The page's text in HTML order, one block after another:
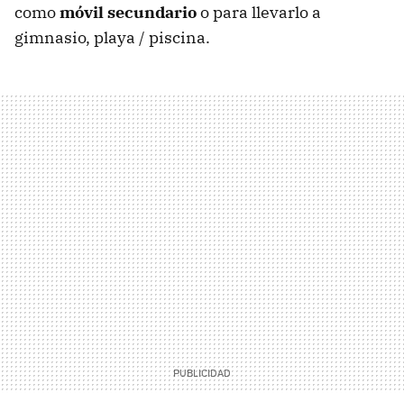
comomóvil secundarioo para llevarlo a
gimnasio, playa / piscina.